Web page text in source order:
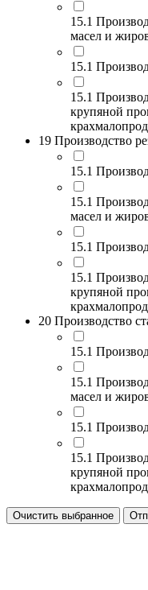
15.1
масел и
15.1
15.1
крупяной
19 Производство
15.1
15.1
масел и
15.1
15.1
крупяной
20 Производство
15.1
15.1
масел и
15.1
15.1
крупяной